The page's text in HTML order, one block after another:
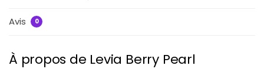
Avis 0
À propos de Levia Berry Pearl